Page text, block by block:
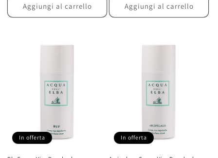
listinoAggiungi al carrello
listinoAggiungi al carrello
In offerta In offerta